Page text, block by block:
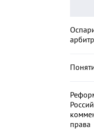
права